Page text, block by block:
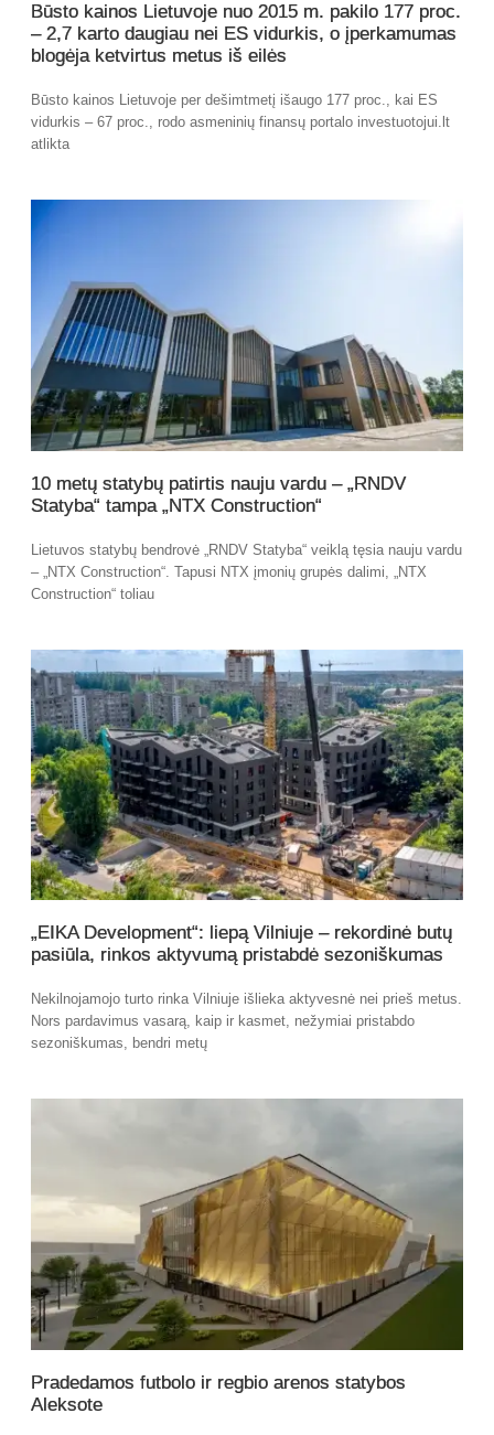
Būsto kainos Lietuvoje nuo 2015 m. pakilo 177 proc.
– 2,7 karto daugiau nei ES vidurkis, o įperkamumas
blogėja ketvirtus metus iš eilės
Būsto kainos Lietuvoje per dešimtmetį išaugo 177 proc., kai ES
vidurkis – 67 proc., rodo asmeninių finansų portalo investuotojui.lt
atlikta
10 metų statybų patirtis nauju vardu – „RNDV
Statyba“ tampa „NTX Construction“
Lietuvos statybų bendrovė „RNDV Statyba“ veiklą tęsia nauju vardu
– „NTX Construction“. Tapusi NTX įmonių grupės dalimi, „NTX
Construction“ toliau
„EIKA Development“: liepą Vilniuje – rekordinė butų
pasiūla, rinkos aktyvumą pristabdė sezoniškumas
Nekilnojamojo turto rinka Vilniuje išlieka aktyvesnė nei prieš metus.
Nors pardavimus vasarą, kaip ir kasmet, nežymiai pristabdo
sezoniškumas, bendri metų
Pradedamos futbolo ir regbio arenos statybos
Aleksote